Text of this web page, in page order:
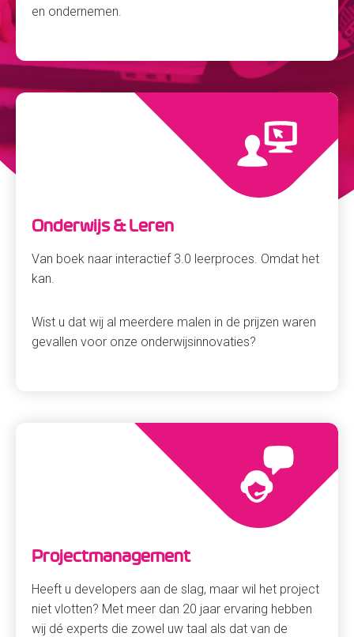
en ondernemen.
Onderwijs & Leren
Van boek naar interactief 3.0 leerproces. Omdat het
kan.
Wist u dat wij al meerdere malen in de prijzen waren
gevallen voor onze onderwijsinnovaties?
Projectmanagement
Heeft u developers aan de slag, maar wil het project
niet vlotten? Met meer dan 20 jaar ervaring hebben
wij dé experts die zowel uw taal als dat van de